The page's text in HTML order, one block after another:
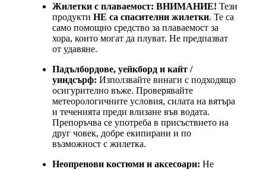
Жилетки с плаваемост: ВНИМАНИЕ! Тези
продукти НЕ са спасителни жилетки. Те са
само помощно средство за плаваемост за
хора, които могат да плуват. Не предпазват
от удавяне.
Падълбордове, уейкборд и кайт /
уиндсърф: Използвайте винаги с подходящо
осигурително въже. Проверявайте
метеорологичните условия, силата на вятъра
и теченията преди влизане във водата.
Препоръчва се употреба в присъствието на
друг човек, добре екипирани и по
възможност с жилетка.
Неопренови костюми и аксесоари: Не